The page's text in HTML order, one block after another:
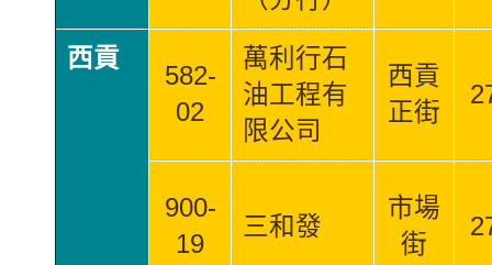
西貢
582-
02
萬利行石
油工程有
限公司
西貢
正街
900-
19
三和發
市場
街